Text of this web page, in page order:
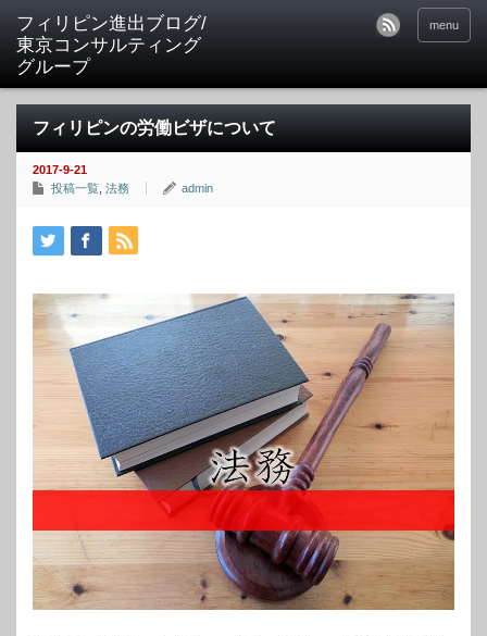
フィリピン進出ブログ/
東京コンサルティング
グループ
menu
フィリピンの労働ビザについて
2017-9-21
投稿一覧 法務 admin